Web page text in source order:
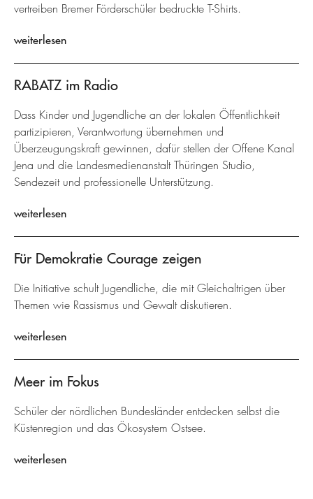
vertreiben Bremer Förderschüler bedruckte T-Shirts.
weiterlesen
RABATZ im Radio
Dass Kinder und Jugendliche an der lokalen Öffentlichkeit
partizipieren, Verantwortung übernehmen und
Überzeugungskraft gewinnen, dafür stellen der Offene Kanal
Jena und die Landesmedienanstalt Thüringen Studio,
Sendezeit und professionelle Unterstützung.
weiterlesen
Für Demokratie Courage zeigen
Die Initiative schult Jugendliche, die mit Gleichaltrigen über
Themen wie Rassismus und Gewalt diskutieren.
weiterlesen
Meer im Fokus
Schüler der nördlichen Bundesländer entdecken selbst die
Küstenregion und das Ökosystem Ostsee.
weiterlesen